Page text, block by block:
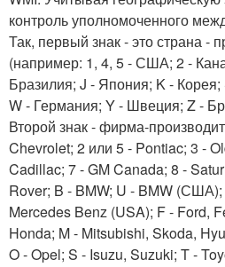
контроль уполномоченного
Так, первый знак - это страна -
(например: 1, 4, 5 - США; 2 -
Бразилия; J - Япония; K -
W - Германия; Y - Швеция; Z -
Второй знак - фирма-
Chevrolet; 2 или 5 - Pontiac; 3 -
Cadillac; 7 - GM Canada; 8 -
Rover; B - BMW; U - BMW
Mercedes Benz (USA); F - Ford,
Honda; M - Mitsubishi, Skoda,
O - Opel; S - Isuzu, Suzuki; T -